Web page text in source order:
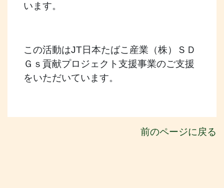
います。
この活動はJT日本たばこ産業（株）ＳＤ
Ｇｓ貢献プロジェクト支援事業のご支援
をいただいています。
前のページに戻る